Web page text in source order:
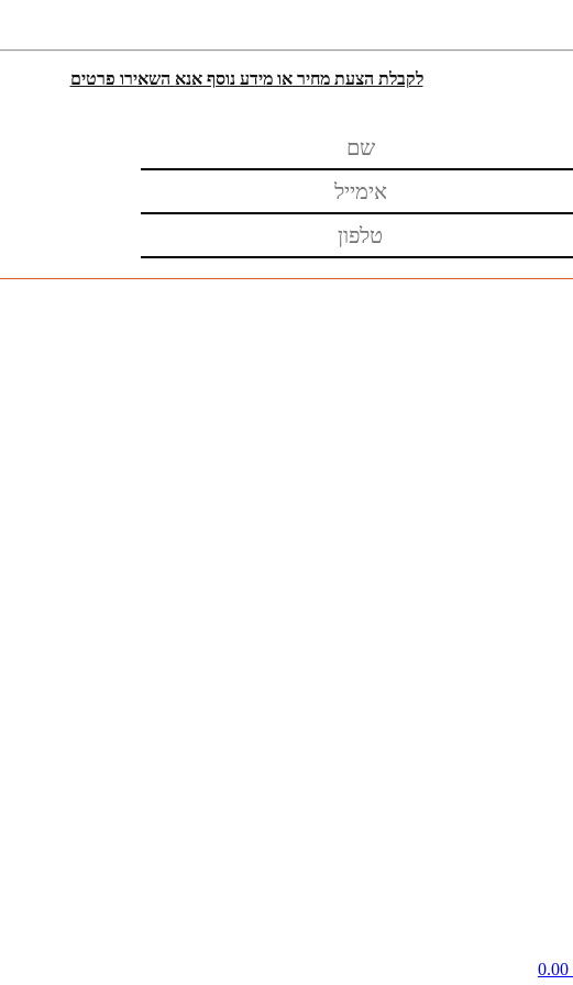
לקבלת הצעת מחיר או מידע נוסף אנא השאירו פרטים
0.00